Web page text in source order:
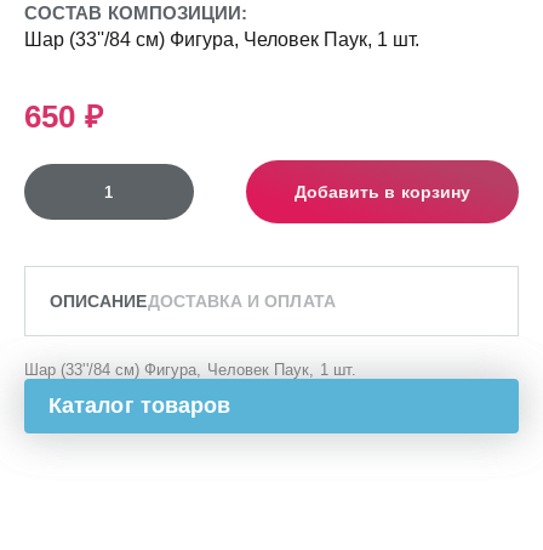
Каталог товаров
СОСТАВ КОМПОЗИЦИИ:
Шар (33''/84 см) Фигура, Человек Паук, 1 шт.
650 ₽
Добавить в корзину
ОПИСАНИЕДОСТАВКА И ОПЛАТА
Шар (33''/84 см) Фигура, Человек Паук, 1 шт.